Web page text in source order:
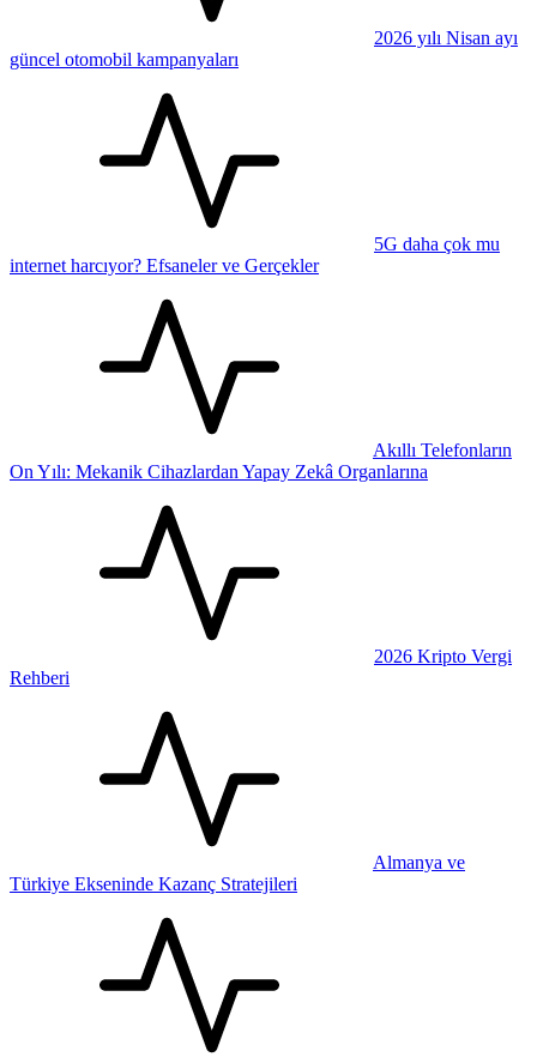
2026 yılı Nisan ayı
güncel otomobil kampanyaları
5G daha çok mu
internet harcıyor? Efsaneler ve Gerçekler
Akıllı Telefonların
On Yılı: Mekanik Cihazlardan Yapay Zekâ Organlarına
2026 Kripto Vergi
Rehberi
Almanya ve
Türkiye Ekseninde Kazanç Stratejileri